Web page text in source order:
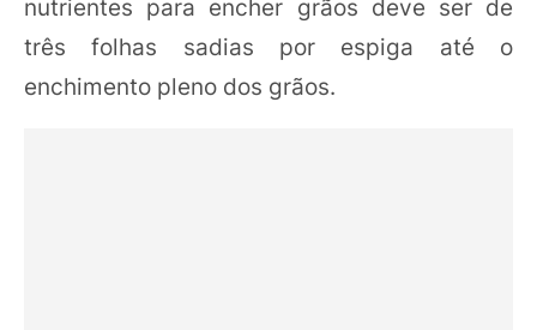
nutrientes para encher grãos deve ser de
três folhas sadias por espiga até o
enchimento pleno dos grãos.